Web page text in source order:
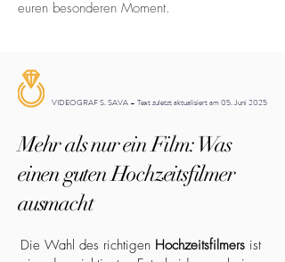
euren besonderen Moment.
VIDEOGRAF S. SAVA – Text zuletzt aktualisiert am 05. Juni 2025
Mehr als nur ein Film: Was
einen guten Hochzeitsfilmer
ausmacht
Die Wahl des richtigen Hochzeitsfilmers ist